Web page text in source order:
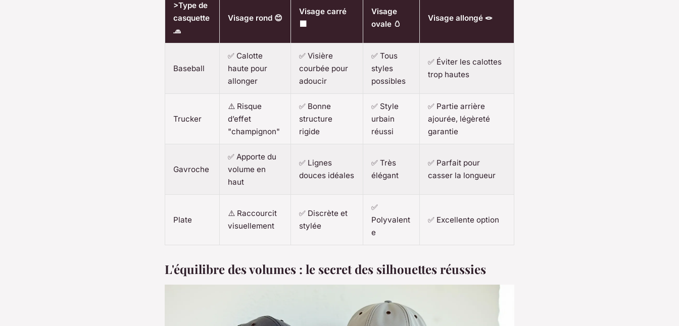
>Type de
casquette
🧢
Visage rond 😊
Visage carré
Visage
ovale 🥚
Visage allongé 🪢
Baseball
✅ Calotte
haute pour
allonger
✅ Visière
courbée pour
adoucir
✅ Tous
styles
possibles
✅ Éviter les calottes
trop hautes
Trucker
⚠️ Risque
d’effet
"champignon"
✅ Bonne
structure
rigide
✅ Style
urbain
réussi
✅ Partie arrière
ajourée, légèreté
garantie
Gavroche
✅ Apporte du
volume en
haut
✅ Lignes
douces idéales
✅ Très
élégant
✅ Parfait pour
casser la longueur
Plate
⚠️ Raccourcit
visuellement
✅ Discrète et
stylée
✅
Polyvalent
e
✅ Excellente option
L'équilibre des volumes : le secret des silhouettes réussies